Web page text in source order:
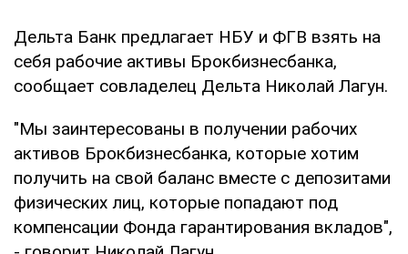
Дельта Банк предлагает НБУ и ФГВ взять на
себя рабочие активы Брокбизнесбанка,
сообщает совладелец Дельта Николай Лагун.
"Мы заинтересованы в получении рабочих
активов Брокбизнесбанка, которые хотим
получить на свой баланс вместе с депозитами
физических лиц, которые попадают под
компенсации Фонда гарантирования вкладов",